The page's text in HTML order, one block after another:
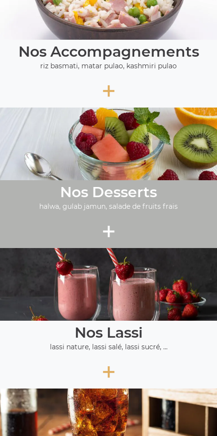
Nos Accompagnements
riz basmati, matar pulao, kashmiri pulao
+
Nos Desserts
halwa, gulab jamun, salade de fruits frais
+
Nos Lassi
lassi nature, lassi salé, lassi sucré, ...
+